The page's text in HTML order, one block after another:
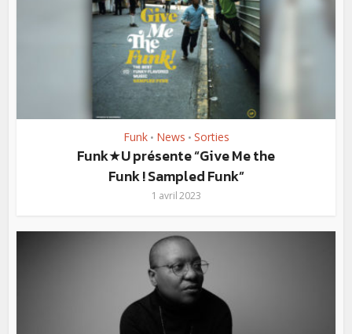
Funk • News • Sorties
Funk★U présente “Give Me the
Funk ! Sampled Funk”
1 avril 2023